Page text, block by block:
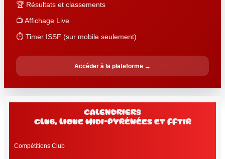
🏆 Résultats et classements
📺 Affichage Live
⏱️ Timer ISSF (sur mobile seulement)
Accéder à la plateforme →
Calendriers
club, Ligue Midi-Pyrénées et FFtir
Compétitions Club